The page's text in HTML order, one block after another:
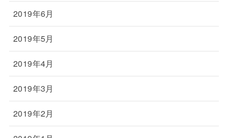
2019年6月
2019年5月
2019年4月
2019年3月
2019年2月